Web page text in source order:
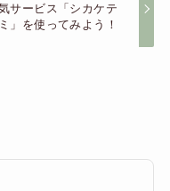
サービス「シカケテ
」を使ってみよう！